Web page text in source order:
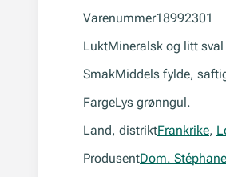
Varenummer18992301
LuktMineralsk og litt
SmakMiddels fylde,
FargeLys grønngul.
Land, distriktFrankrike,
ProdusentDom.